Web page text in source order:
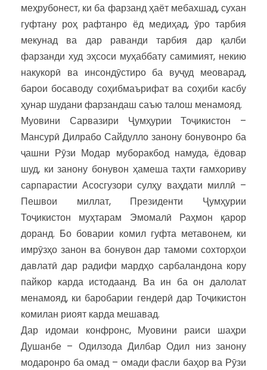
меҳрубонест, ки ба фарзанд ҳаёт мебахшад, сухан
гуфтану роҳ рафтанро ёд медиҳад, ӯро тарбия
мекунад ва дар раванди тарбия дар қалби
фарзанди худ эҳсоси муҳаббату самимият, некию
накукорӣ ва инсондӯстиро ба вуҷуд меоварад,
барои босаводу соҳибмаърифат ва соҳиби касбу
ҳунар шудани фарзандаш саъю талош менамояд.
Муовини Сарвазири Ҷумҳурии Тоҷикистон –
Мансурӣ Дилрабо Сайдулло занону бонувонро ба
ҷашни Рӯзи Модар муборакбод намуда, ёдовар
шуд, ки занону бонувон ҳамеша таҳти ғамхориву
сарпарастии Асосгузори сулҳу ваҳдати миллӣ –
Пешвои миллат, Президенти Ҷумҳурии
Тоҷикистон муҳтарам Эмомалӣ Раҳмон қарор
доранд. Бо боварии комил гуфта метавонем, ки
имрӯзҳо занон ва бонувон дар тамоми сохторҳои
давлатӣ дар радифи мардҳо сарбаландона кору
пайкор карда истодаанд. Ва ин ба он далолат
менамояд, ки баробарии гендерӣ дар Тоҷикистон
комилан риоят карда мешавад.
Дар идомаи конфронс, Муовини раиси шаҳри
Душанбе – Одилзода Дилбар Одил низ занону
модаронро ба омад – омади фасли баҳор ва Рӯзи